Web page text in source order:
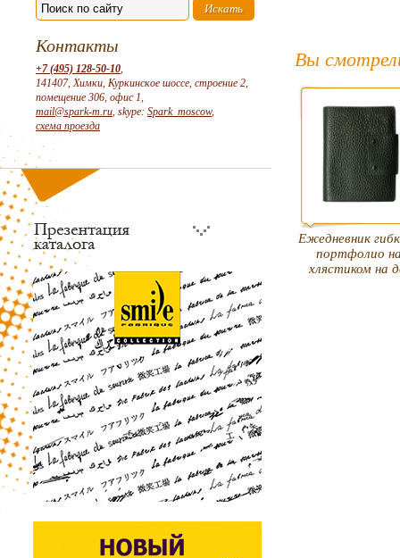
Контакты
+7 (495) 128-50-10,
141407, Химки, Куркинское шоссе, строение 2,
помещение 306, офис 1,
mail@spark-m.ru, skype: Spark_moscow,
схема проезда
Вы
Ежедневник
портфолио
хлястиком на